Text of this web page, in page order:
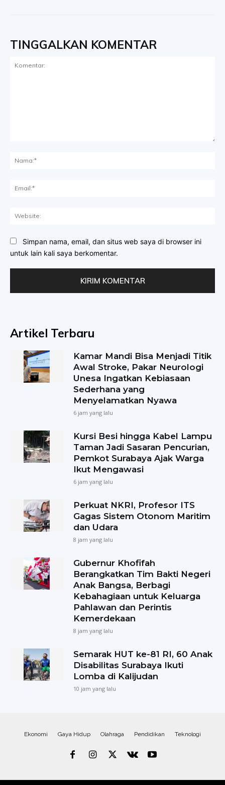
TINGGALKAN KOMENTAR
Simpan nama, email, dan situs web saya di browser ini
untuk lain kali saya berkomentar.
Artikel Terbaru
Kamar Mandi Bisa Menjadi Titik
Awal Stroke, Pakar Neurologi
Unesa Ingatkan Kebiasaan
Sederhana yang
Menyelamatkan Nyawa
6 jam yang lalu
Kursi Besi hingga Kabel Lampu
Taman Jadi Sasaran Pencurian,
Pemkot Surabaya Ajak Warga
Ikut Mengawasi
6 jam yang lalu
Perkuat NKRI, Profesor ITS
Gagas Sistem Otonom Maritim
dan Udara
8 jam yang lalu
Gubernur Khofifah
Berangkatkan Tim Bakti Negeri
Anak Bangsa, Berbagi
Kebahagiaan untuk Keluarga
Pahlawan dan Perintis
Kemerdekaan
8 jam yang lalu
Semarak HUT ke-81 RI, 60 Anak
Disabilitas Surabaya Ikuti
Lomba di Kalijudan
10 jam yang lalu
Ekonomi Gaya Hidup Olahraga Pendidikan Teknologi